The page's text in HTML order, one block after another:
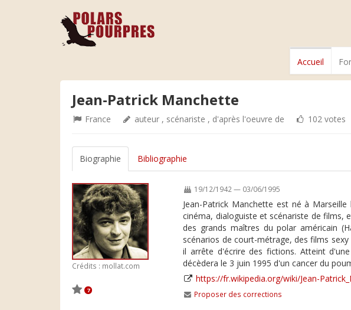
Accueil
Jean-Patrick Manchette
France auteur , scénariste , d'après l'oeuvre de 102 votes
Biographie Bibliographie
Crédits : mollat.com
7
19/12/1942 — 03/06/1995
Jean-Patrick Manchette est né à
cinéma, dialoguiste et scénariste de films,
des grands maîtres du polar américain
scénarios de court-métrage, des films
il arrête d'écrire des fictions. Atteint
décèdera le 3 juin 1995 d'un cancer du
https://fr.wikipedia.org/wiki/Jean-
Proposer des corrections